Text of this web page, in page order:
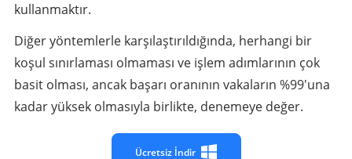
kullanmaktır.
Diğer yöntemlerle karşılaştırıldığında, herhangi bir
koşul sınırlaması olmaması ve işlem adımlarının çok
basit olması, ancak başarı oranının vakaların %99'una
kadar yüksek olmasıyla birlikte, denemeye değer.
Ücretsiz İndir